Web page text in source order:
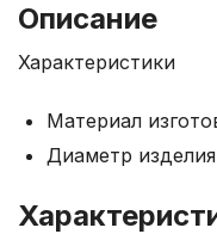
Описание
Характеристики
Материал
Диаметр